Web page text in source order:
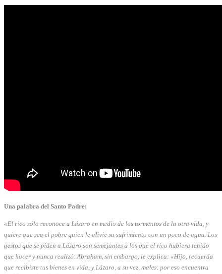
Una palabra del Santo Padre:
«El rico sólo reconoce a Lázaro en medio de los tormentos de la otra vida, y
quiere que sea el pobre quien le alivie su sufrimiento con un poco de agua. Los
gestos que se piden a Lázaro son semejantes a los que el rico hubiera tenido
que hacer y nunca realizó. Abraham, sin embargo, le explica: «Hijo, recuerda
que recibiste tus bienes en vida, y Lázaro, a su vez, males: por eso encuentra